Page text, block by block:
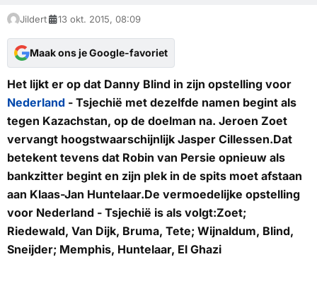
Jildert 13 okt. 2015, 08:09
Maak ons je Google-favoriet
Het lijkt er op dat Danny Blind in zijn opstelling voor
Nederland - Tsjechië met dezelfde namen begint als
tegen Kazachstan, op de doelman na. Jeroen Zoet
vervangt hoogstwaarschijnlijk Jasper Cillessen.Dat
betekent tevens dat Robin van Persie opnieuw als
bankzitter begint en zijn plek in de spits moet afstaan
aan Klaas-Jan Huntelaar.De vermoedelijke opstelling
voor Nederland - Tsjechië is als volgt:Zoet;
Riedewald, Van Dijk, Bruma, Tete; Wijnaldum, Blind,
Sneijder; Memphis, Huntelaar, El Ghazi